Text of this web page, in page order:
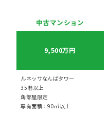
中古マンション
9,500万円
ルネッサなんばタワー
35階以上
角部屋限定
専有面積：90㎡以上